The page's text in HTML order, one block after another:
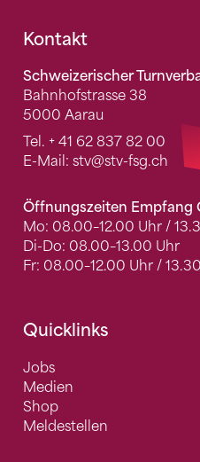
Fusszeile
Kontakt
Schweizerischer
Bahnhofstrasse 38
5000 Aarau
Tel. + 41 62 837 82 00
E-Mail: stv@stv-fsg.ch
Öffnungszeiten Empfang
Mo: 08.00–12.00 Uhr /
Di-Do: 08.00–13.00 Uhr
Fr: 08.00–12.00 Uhr /
Quicklinks
Jobs
Medien
Shop
Meldestellen